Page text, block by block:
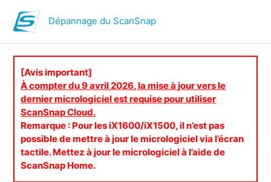
Dépannage du ScanSnap
[Avis important]
À compter du 9 avril 2026, la mise à jour vers le
dernier micrologiciel est requise pour utiliser
ScanSnap Cloud.
Remarque : Pour les iX1600/iX1500, il n’est pas
possible de mettre à jour le micrologiciel via l’écran
tactile. Mettez à jour le micrologiciel à l’aide de
ScanSnap Home.